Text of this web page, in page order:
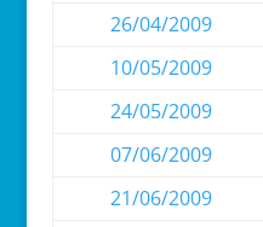
26/04/2009
10/05/2009
24/05/2009
07/06/2009
21/06/2009